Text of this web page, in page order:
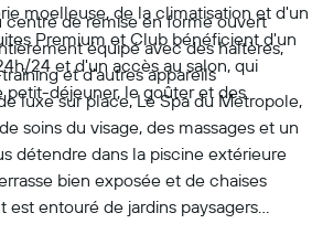
moelleuse, de la climatisation et d'un
Premium et Club bénéficient d'un
24 et d'un accès au salon, qui
petit-déjeuner, le goûter et des
centre de remise en forme ouvert
équipé avec des haltères,
et d'autres appareils
luxe sur place, Le Spa du Metropole,
soins du visage, des massages et un
détendre dans la piscine extérieure
bien exposée et de chaises
est entouré de jardins paysagers